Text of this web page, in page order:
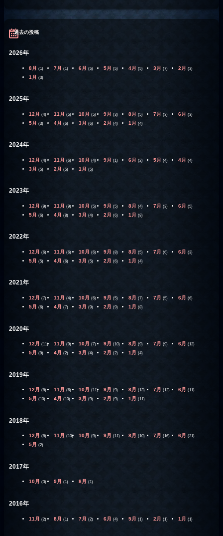
過去の投稿
2026年
8月 (1) 7月 (1) 6月 (5) 5月 (5) 4月 (5) 3月 (7) 2月 (3)
1月 (3)
2025年
12月 (4) 11月 (5) 10月 (5) 9月 (3) 8月 (5) 7月 (3) 6月 (3)
5月 (3) 4月 (6) 3月 (6) 2月 (4) 1月 (4)
2024年
12月 (4) 11月 (6) 10月 (4) 9月 (1) 6月 (2) 5月 (4) 4月 (4)
3月 (5) 2月 (5) 1月 (5)
2023年
12月 (9) 11月 (9) 10月 (5) 9月 (5) 8月 (4) 7月 (3) 6月 (5)
5月 (6) 4月 (8) 3月 (4) 2月 (6) 1月 (8)
2022年
12月 (6) 11月 (6) 10月 (6) 9月 (8) 8月 (5) 7月 (6) 6月 (3)
5月 (5) 4月 (6) 3月 (5) 2月 (6) 1月 (4)
2021年
12月 (7) 11月 (4) 10月 (6) 9月 (5) 8月 (7) 7月 (5) 6月 (6)
5月 (6) 4月 (7) 3月 (9) 2月 (9) 1月 (8)
2020年
12月 (11) 11月 (9) 10月 (7) 9月 (10) 8月 (9) 7月 (9) 6月 (12)
5月 (9) 4月 (2) 3月 (4) 2月 (2) 1月 (4)
2019年
12月 (8) 11月 (6) 10月 (11) 9月 (9) 8月 (13) 7月 (12) 6月 (11)
5月 (10) 4月 (10) 3月 (9) 2月 (9) 1月 (11)
2018年
12月 (8) 11月 (10) 10月 (9) 9月 (11) 8月 (10) 7月 (16) 6月 (21)
5月 (2)
2017年
10月 (3) 9月 (1) 8月 (1)
2016年
11月 (2) 8月 (1) 7月 (2) 6月 (4) 5月 (1) 2月 (1) 1月 (1)